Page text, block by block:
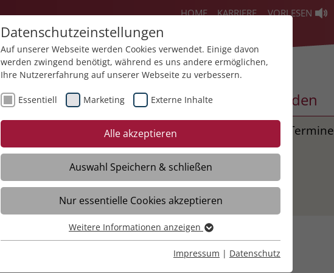
HOME KARRIERE VORLESEN
Über uns Aktuelles Akademie Spenden
Broschüren
Presse
Kontakt
Material
Verteiler
Themendossiers Termine
Datenschutzeinstellungen
Auf unserer Webseite werden Cookies verwendet. Einige davon
werden zwingend benötigt, während es uns andere ermöglichen,
Ihre Nutzererfahrung auf unserer Webseite zu verbessern.
Essentiell Marketing Externe Inhalte
Alle akzeptieren
Auswahl Speichern & schließen
Nur essentielle Cookies akzeptieren
Essentielle Cookies werden für grundlegende Funktionen der
Weitere Informationen anzeigen
Impressum | Datenschutz